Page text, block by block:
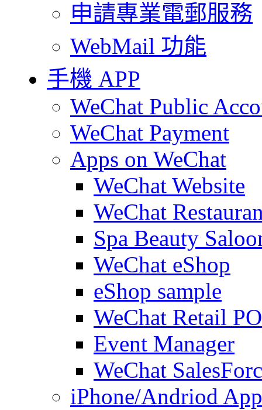
申請專業電郵服務
WebMail 功能
手機 APP
WeChat Public
WeChat Payment
Apps on WeChat
WeChat Website
WeChat
Spa Beauty
WeChat eShop
eShop sample
WeChat Retail
Event Manager
WeChat
iPhone/Andriod